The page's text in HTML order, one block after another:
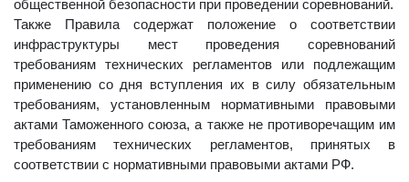
общественной безопасности при проведении соревнований.
Также Правила содержат положение о соответствии
инфраструктуры мест проведения соревнований
требованиям технических регламентов или подлежащим
применению со дня вступления их в силу обязательным
требованиям, установленным нормативными правовыми
актами Таможенного союза, а также не противоречащим им
требованиям технических регламентов, принятых в
соответствии с нормативными правовыми актами РФ.